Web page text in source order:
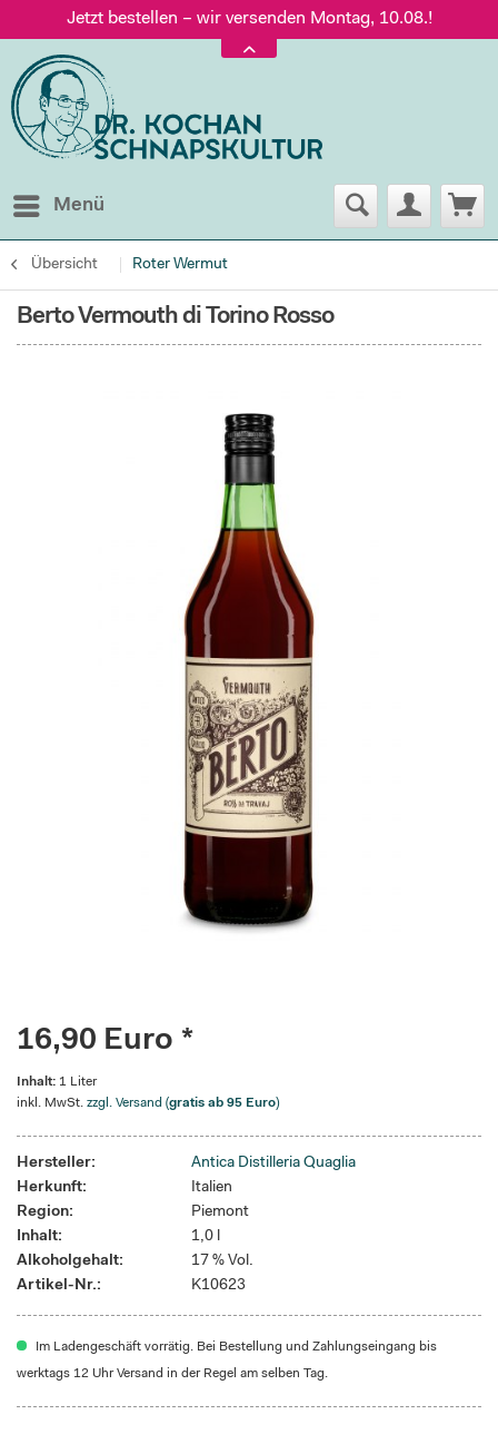
Jetzt bestellen – wir versenden Montag, 10.08.!
Versand nur 5,60 €, gratis ab 95 € Warenwert
Jetzt bestellen – wir versenden Montag, 10.08.!
Menü
Übersicht Roter Wermut
Berto Vermouth di Torino Rosso
16,90 Euro *
Inhalt: 1 Liter
inkl. MwSt. zzgl. Versand (gratis ab 95 Euro)
Hersteller:
Antica Distilleria Quaglia
Herkunft:
Italien
Region:
Piemont
Inhalt:
1,0 l
Alkoholgehalt:
17 % Vol.
Artikel-Nr.:
K10623
Im Ladengeschäft vorrätig. Bei Bestellung und Zahlungseingang bis
werktags 12 Uhr Versand in der Regel am selben Tag.